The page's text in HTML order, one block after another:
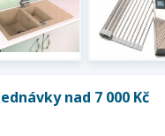
nad 7 000 Kč